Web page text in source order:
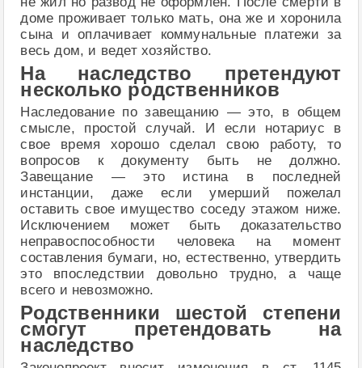
доме проживает только мать, она же и хоронила
сына и оплачивает коммунальные платежи за
весь дом, и ведет хозяйство.
На наследство претендуют
несколько родственников
Наследование по завещанию — это, в общем
смысле, простой случай. И если нотариус в
свое время хорошо сделал свою работу, то
вопросов к документу быть не должно.
Завещание — это истина в последней
инстанции, даже если умерший пожелал
оставить свое имущество соседу этажом ниже.
Исключением может быть доказательство
неправоспособности человека на момент
составления бумаги, но, естественно, утвердить
это впоследствии довольно трудно, а чаще
всего и невозможно.
Родственники шестой степени
смогут претендовать на
наследство